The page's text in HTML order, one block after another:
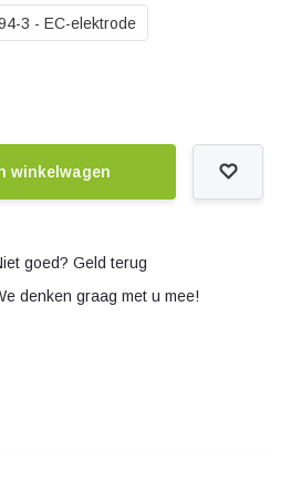
3 - EC-elektrode
winkelwagen
goed? Geld terug
denken graag met u mee!